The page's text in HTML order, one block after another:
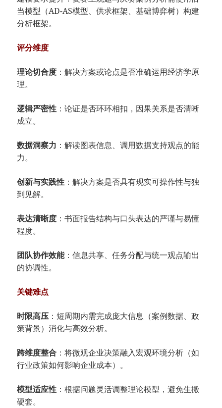
当模型（AD-AS模型、供求框架、基础博弈树）构建
分析框架。
​评分维度​
​理论切合度​ ​：解决方案或论点是否准确运用经济学原
理。
​逻辑严密性​ ​：论证是否环环相扣，因果关系是否清晰
成立。
​数据洞察力​ ​：解读图表信息、调用数据支持观点的能
力。
​创新与实践性​ ​：解决方案是否具有现实可操作性与独
到见解。
​表达清晰度​ ​：书面报告结构与口头表达的严谨与易懂
程度。
​团队协作效能​​：信息共享、任务分配与统一观点输出
的协调性。
​关键难点​
​时限高压​ ​：短周期内需完成庞大信息（案例数据、政
策背景）消化与高效分析。
​跨维度整合​ ​：将微观企业决策融入宏观环境分析（如
行业政策如何影响企业成本）。
​模型适应性​ ​：根据问题灵活调整理论模型，避免生搬
硬套。